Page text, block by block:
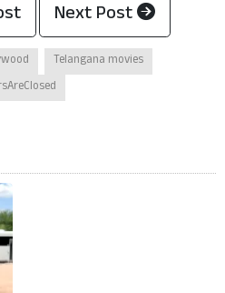
Next Post
Telangana movies